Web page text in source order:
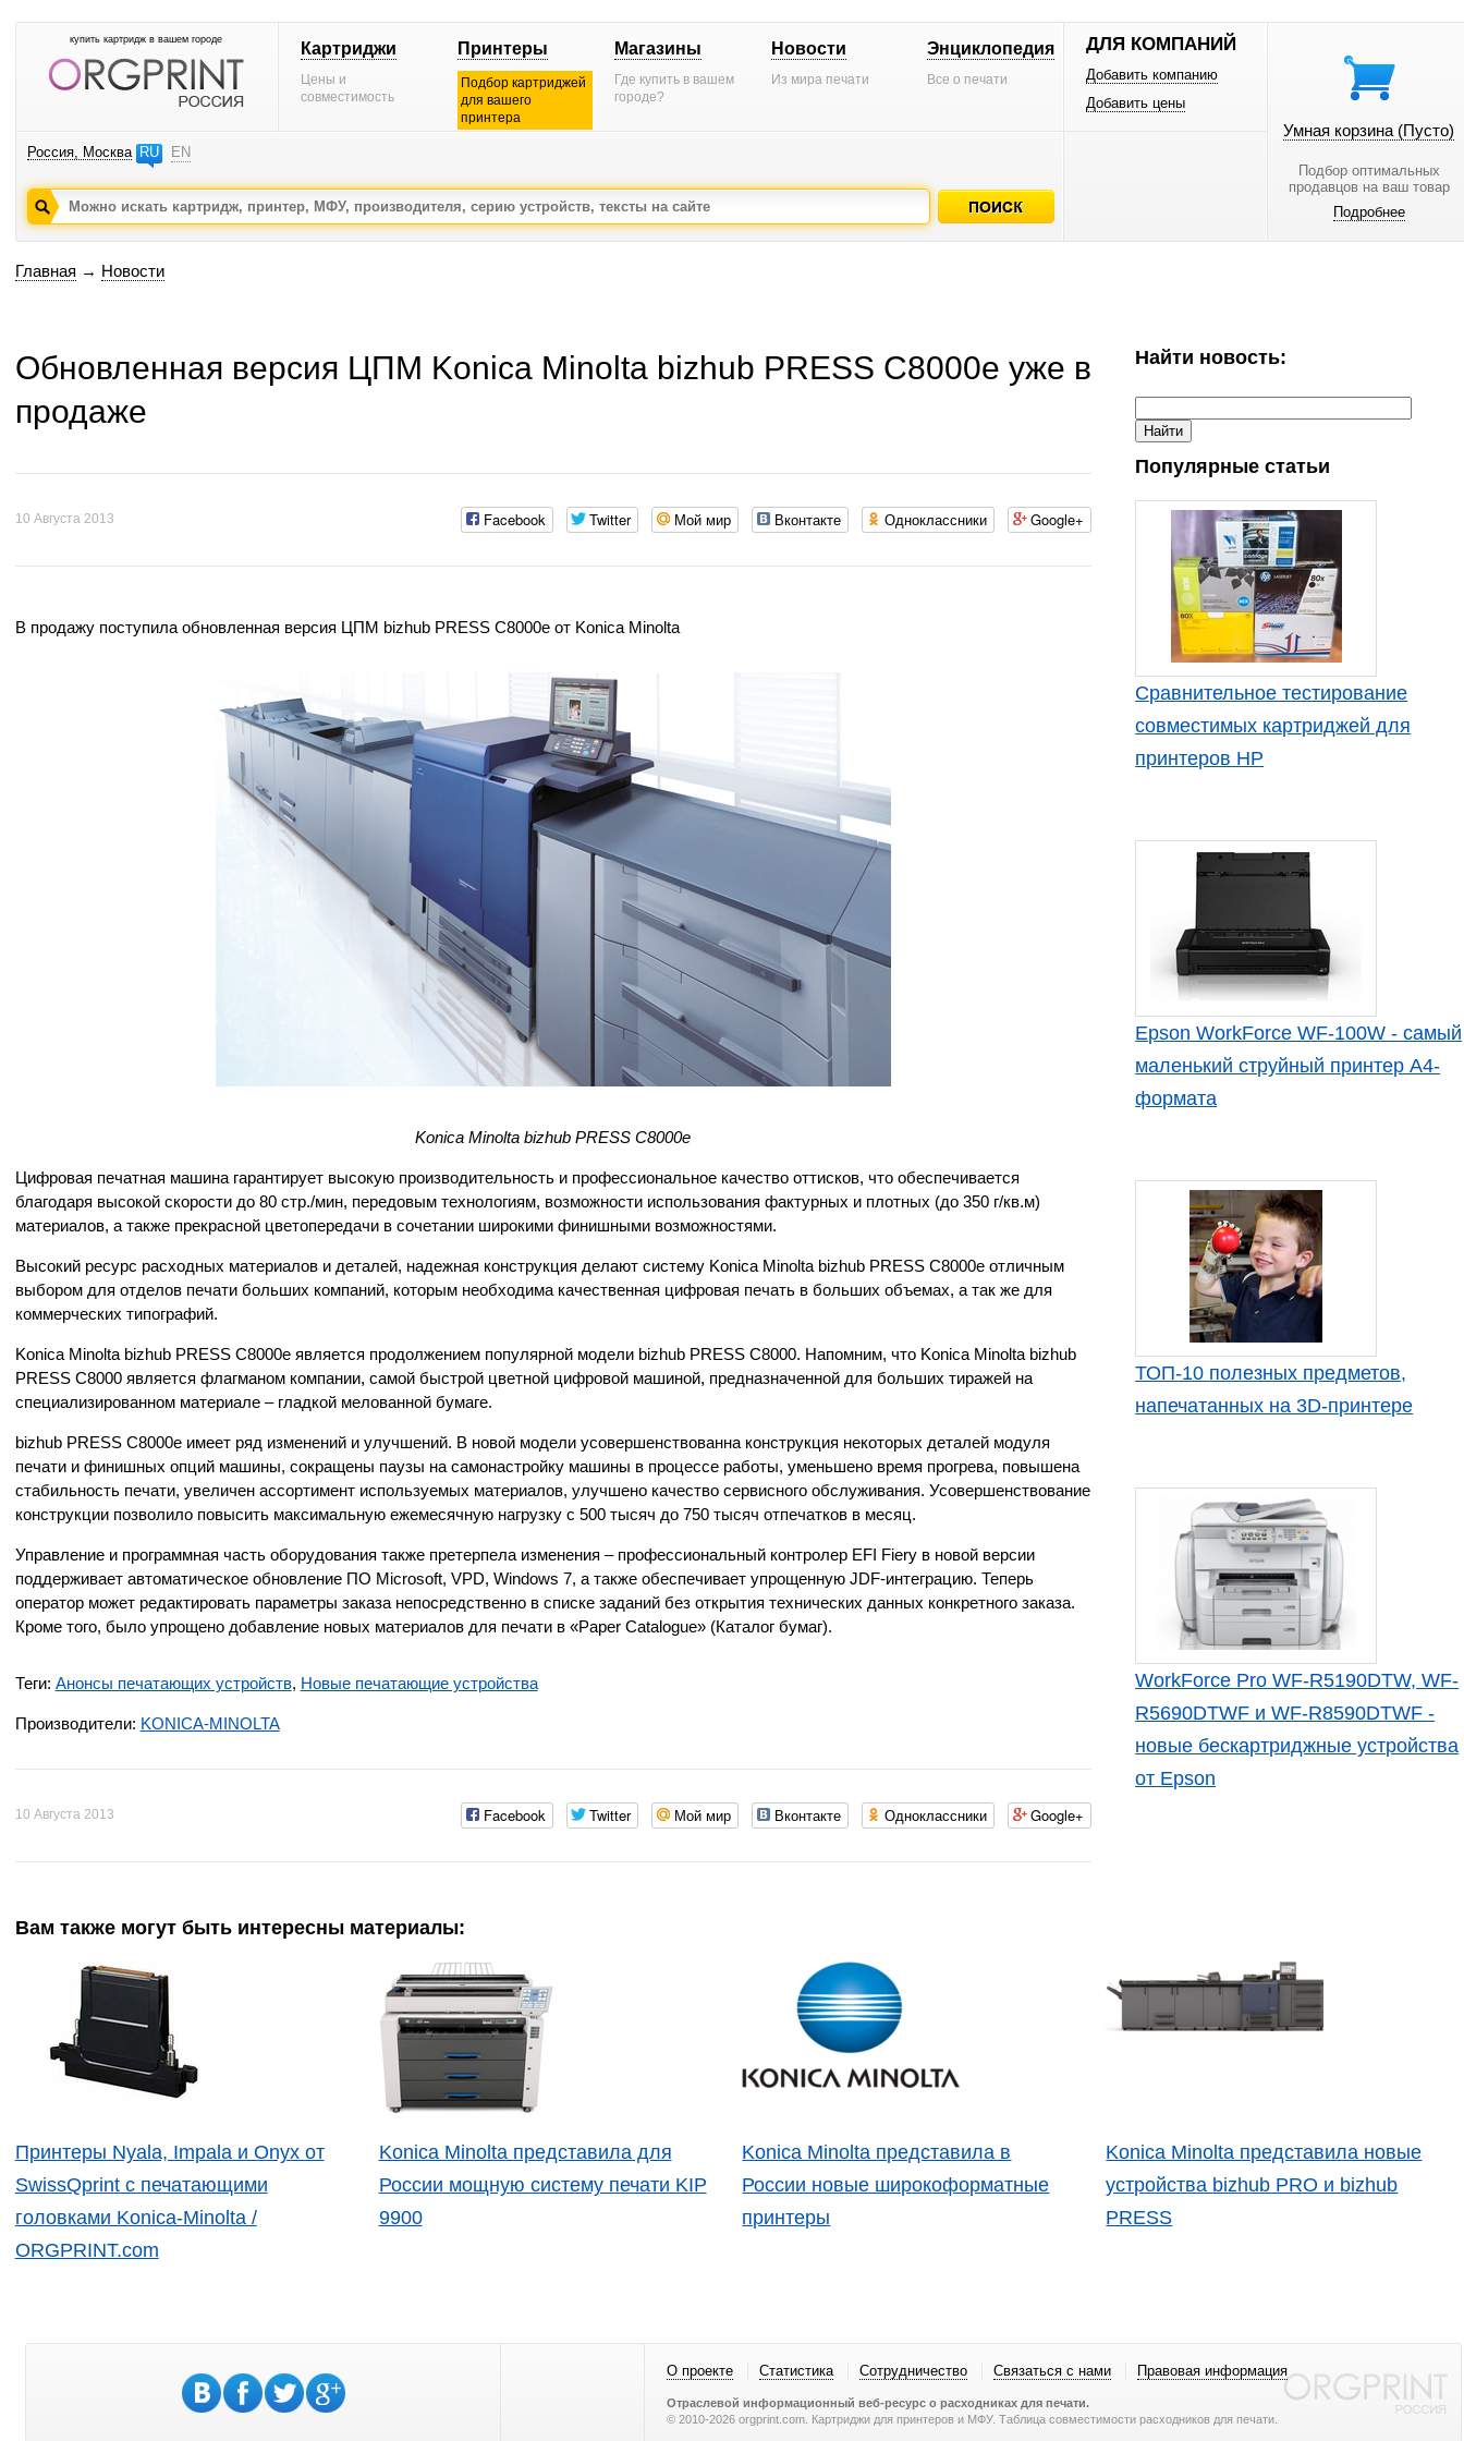
купить картридж в вашем городе Картриджи
Цены и
совместимость
Принтеры
Подбор картриджей
для вашего
принтера
Магазины
Где купить в вашем
городе?
Новости
Из мира печати
Энциклопедия
Все о печати
Россия, Москва RU EN
ДЛЯ КОМПАНИЙ
Добавить компанию
Добавить цены
Умная корзина (Пусто)
Подбор оптимальных
продавцов на ваш товар
Подробнее
Главная → Новости
Обновленная версия ЦПМ Konica Minolta bizhub PRESS C8000e уже в
продаже
10 Августа 2013 Facebook Twitter Мой мир Вконтакте Одноклассники Google+
В продажу поступила обновленная версия ЦПМ bizhub PRESS C8000e от Konica Minolta
Konica Minolta bizhub PRESS C8000e
Цифровая печатная машина гарантирует высокую производительность и профессиональное качество оттисков, что обеспечивается
благодаря высокой скорости до 80 стр./мин, передовым технологиям, возможности использования фактурных и плотных (до 350 г/кв.м)
материалов, а также прекрасной цветопередачи в сочетании широкими финишными возможностями.
Высокий ресурс расходных материалов и деталей, надежная конструкция делают систему Konica Minolta bizhub PRESS С8000e отличным
выбором для отделов печати больших компаний, которым необходима качественная цифровая печать в больших объемах, а так же для
коммерческих типографий.
Konica Minolta bizhub PRESS C8000e является продолжением популярной модели bizhub PRESS C8000. Напомним, что Konica Minolta bizhub
PRESS C8000 является флагманом компании, самой быстрой цветной цифровой машиной, предназначенной для больших тиражей на
специализированном материале – гладкой мелованной бумаге.
bizhub PRESS C8000e имеет ряд изменений и улучшений. В новой модели усовершенствованна конструкция некоторых деталей модуля
печати и финишных опций машины, сокращены паузы на самонастройку машины в процессе работы, уменьшено время прогрева, повышена
стабильность печати, увеличен ассортимент используемых материалов, улучшено качество сервисного обслуживания. Усовершенствование
конструкции позволило повысить максимальную ежемесячную нагрузку с 500 тысяч до 750 тысяч отпечатков в месяц.
Управление и программная часть оборудования также претерпела изменения – профессиональный контролер EFI Fiery в новой версии
поддерживает автоматическое обновление ПО Microsoft, VPD, Windows 7, а также обеспечивает упрощенную JDF-интеграцию. Теперь
оператор может редактировать параметры заказа непосредственно в списке заданий без открытия технических данных конкретного заказа.
Кроме того, было упрощено добавление новых материалов для печати в «Paper Catalogue» (Каталог бумаг).
Теги: Анонсы печатающих устройств, Новые печатающие устройства
Производители: KONICA-MINOLTA
10 Августа 2013 Facebook Twitter Мой мир Вконтакте Одноклассники Google+
Найти новость:
Популярные статьи
Сравнительное тестирование
совместимых картриджей для
принтеров HP
Epson WorkForce WF-100W - самый
маленький струйный принтер А4-
формата
ТОП-10 полезных предметов,
напечатанных на 3D-принтере
WorkForce Pro WF-R5190DTW, WF-
R5690DTWF и WF-R8590DTWF -
новые бескартриджные устройства
от Epson
Вам также могут быть интересны материалы:
Принтеры Nyala, Impala и Onyx от
SwissQprint с печатающими
головками Konica-Minolta /
ORGPRINT.com
Konica Minolta представила для
России мощную систему печати KIP
9900
Konica Minolta представила в
России новые широкоформатные
принтеры
Konica Minolta представила новые
устройства bizhub PRO и bizhub
PRESS
О проекте Статистика Сотрудничество Связаться с нами Правовая информация
Отраслевой информационный веб-ресурс о расходниках для печати.
© 2010-2026 orgprint.com. Картриджи для принтеров и МФУ. Таблица совместимости расходников для печати.